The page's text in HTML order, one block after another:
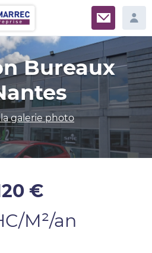
Bureaux
galerie photo
€
M²/an